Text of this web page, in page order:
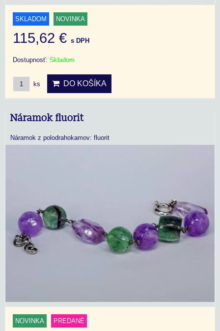
SKLADOM NOVINKA
115,62 € s DPH
Dostupnosť: Skladom
ks DO KOŠÍKA
Náramok fluorit
Náramok z polodrahokamov: fluorit
NOVINKA PREDANÉ